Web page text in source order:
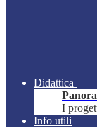
Didattica
I
Info utili